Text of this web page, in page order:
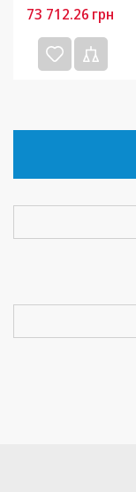
73 712.26 грн